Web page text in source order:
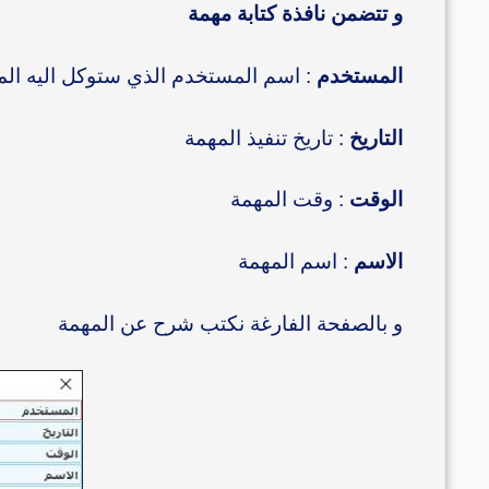
و تتضمن نافذة كتابة مهمة
المستخدم : اسم المستخدم الذي ستوكل اليه
التاريخ : تاريخ تنفيذ المهمة
الوقت : وقت المهمة
الاسم : اسم المهمة
و بالصفحة الفارغة نكتب شرح عن المهمة